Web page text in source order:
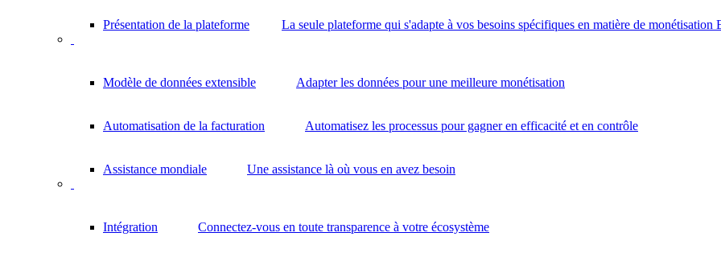
Présentation de la plateforme La seule plateforme qui s'adapte à vos besoins spécifiques en matière de monétisation
Modèle de données extensible Adapter les données pour une meilleure monétisation
Automatisation de la facturation Automatisez les processus pour gagner en efficacité et en contrôle
Assistance mondiale Une assistance là où vous en avez besoin
Intégration Connectez-vous en toute transparence à votre écosystème